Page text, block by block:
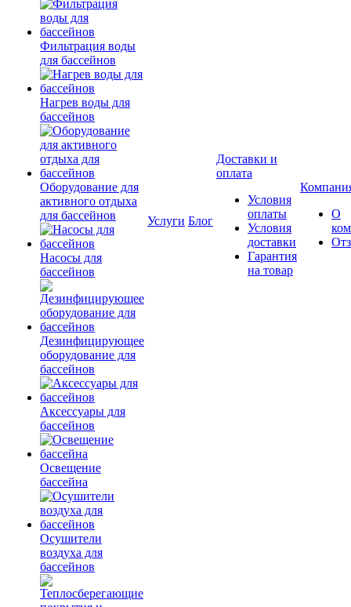
Фильтрация воды
для бассейнов
Нагрев воды для
бассейнов
Оборудование для
активного отдыха
для бассейнов
Насосы для
бассейнов
Дезинфицирующее
оборудование для
бассейнов
Аксессуары для
бассейнов
Освещение
бассейна
Осушители
воздуха для
бассейнов
Услуги Блог
Доставки и
оплата
Условия
оплаты
Условия
доставки
Гарантия
на товар
О